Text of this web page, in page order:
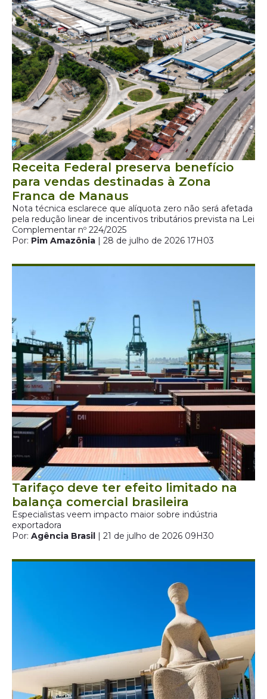
Receita Federal preserva benefício
para vendas destinadas à Zona
Franca de Manaus
Nota técnica esclarece que alíquota zero não será afetada
pela redução linear de incentivos tributários prevista na Lei
Complementar nº 224/2025
Por: Pim Amazônia | 28 de julho de 2026 17H03
Tarifaço deve ter efeito limitado na
balança comercial brasileira
Especialistas veem impacto maior sobre indústria
exportadora
Por: Agência Brasil | 21 de julho de 2026 09H30